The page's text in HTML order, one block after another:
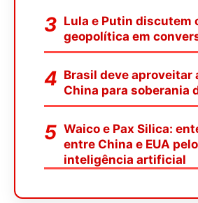
Lula e Putin discutem
geopolítica em
Brasil deve aproveitar
China para soberania
Waico e Pax Silica:
entre China e EUA
inteligência artificial